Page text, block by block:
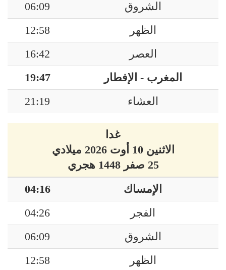
الشروق
06:09
الظهر
12:58
العصر
16:42
المغرب - الإفطار
19:47
العشاء
21:19
غدا
الاثنين 10 أوت 2026 ميلادي
25 صفر 1448 هجري
الإمساك
04:16
الفجر
04:26
الشروق
06:09
الظهر
12:58